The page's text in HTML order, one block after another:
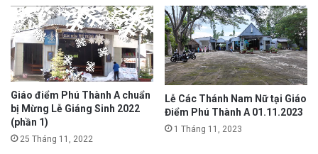
Giáo điểm Phú Thành A chuẩn
bị Mừng Lễ Giáng Sinh 2022
(phần 1)
25 Tháng 11, 2022
Lễ Các Thánh Nam Nữ tại Giáo
Điểm Phú Thành A 01.11.2023
1 Tháng 11, 2023